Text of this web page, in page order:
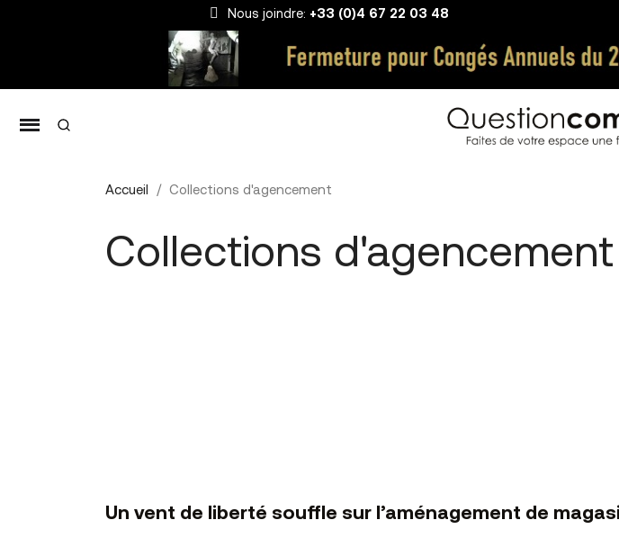
Nous joindre: +33 (0)4 67 22 03 48
Accueil Collections d'agencement
Collections d'agencement
Un vent de liberté souffle sur l’aménagement de